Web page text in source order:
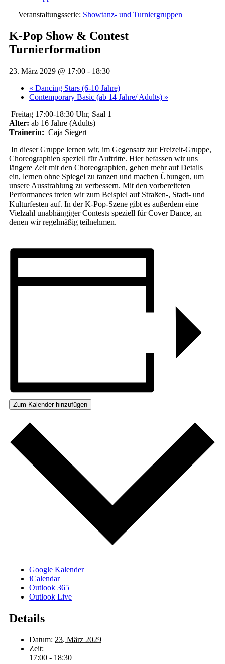
Veranstaltungsserie: Showtanz- und Turniergruppen
K-Pop Show & Contest
Turnierformation
23. März 2029 @ 17:00 - 18:30
« Dancing Stars (6-10 Jahre)
Contemporary Basic (ab 14 Jahre/ Adults) »
Freitag 17:00-18:30 Uhr, Saal 1
Alter: ab 16 Jahre (Adults)
Trainerin: Caja Siegert
In dieser Gruppe lernen wir, im Gegensatz zur Freizeit-Gruppe,
Choreographien speziell für Auftritte. Hier befassen wir uns
längere Zeit mit den Choreographien, gehen mehr auf Details
ein, lernen ohne Spiegel zu tanzen und machen Übungen, um
unsere Ausstrahlung zu verbessern. Mit den vorbereiteten
Performances treten wir zum Beispiel auf Straßen-, Stadt- und
Kulturfesten auf. In der K-Pop-Szene gibt es außerdem eine
Vielzahl unabhängiger Contests speziell für Cover Dance, an
denen wir regelmäßig teilnehmen.
Zum Kalender hinzufügen
Google Kalender
iCalendar
Outlook 365
Outlook Live
Details
Datum: 23. März 2029
Zeit:
17:00 - 18:30